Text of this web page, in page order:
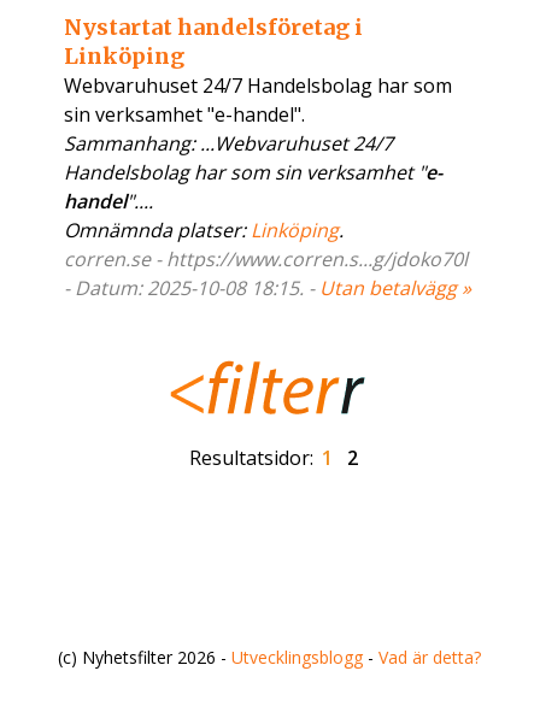
Nystartat handelsföretag i
Linköping
Webvaruhuset 24/7 Handelsbolag har som
sin verksamhet "e-handel".
Sammanhang: ...Webvaruhuset 24/7
Handelsbolag har som sin verksamhet "e-
handel"....
Omnämnda platser:Linköping.
corren.se - https://www.corren.s...g/jdoko70l
- Datum: 2025-10-08 18:15. - Utan betalvägg »
Resultatsidor: 1 2
(c) Nyhetsfilter 2026 -Utvecklingsblogg -Vad är detta?